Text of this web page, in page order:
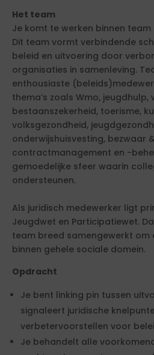
Het team
Je komt te werken binnen team
Dit team vormt verbindende
beleid en uitvoering door
organisaties in samenleving.
enthousiaste
thema’s zoals Wmo, jeugdhulp,
bestaanszekerheid, toerisme,
volksgezondheid,
onderwijshuisvesting, bezwaar
contractmanagement en -
gemoedelijke sfeer waarin
ondersteunen.
Als juridisch medewerker ligt
Jeugdwet en Participatiewet.
team breed samengewerkt om
binnen gehele sociale domein.
Opdracht
Je bent linking pin tussen
signaleert juridische
verbetervoorstellen voor
Je behandelt alle